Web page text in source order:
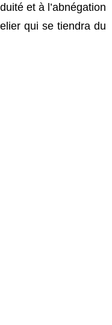
et à l’abnégation
qui se tiendra du